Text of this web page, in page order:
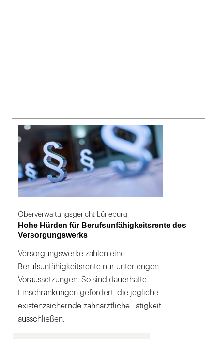
Oberverwaltungsgericht Lüneburg
Hohe Hürden für Berufsunfähigkeitsrente des
Versorgungswerks
Versorgungswerke zahlen eine
Berufsunfähigkeitsrente nur unter engen
Voraussetzungen. So sind dauerhafte
Einschränkungen gefordert, die jegliche
existenzsichernde zahnärztliche Tätigkeit
ausschließen.